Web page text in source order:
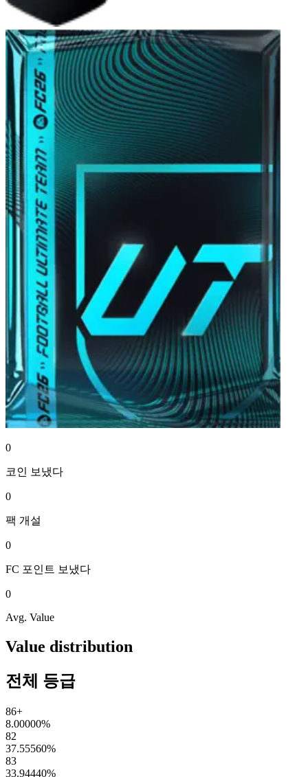
0
코인 보냈다
0
팩 개설
0
FC 포인트 보냈다
0
Avg. Value
Value distribution
전체 등급
86+
8.00000%
82
37.55560%
83
33.94440%